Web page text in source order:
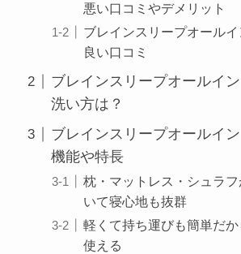
悪い口コミやデメリット
ブレインスリープオール
良い口コミ
ブレインスリープオールイ
洗い方は？
ブレインスリープオールイ
機能や特長
枕・マットレス・シュラ
いて寝心地も抜群
軽くて持ち運びも簡単だ
使える